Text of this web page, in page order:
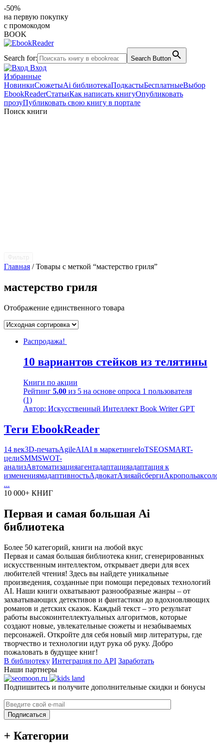
-50%
на первую покупку
с промокодом
BOOK
Search for: Search Button
Вход
Избранные
НовинкиСюжетыAi библиотекаПодкастыБесплатныеВыбор
EbookReaderСтатьиКак написать книгуОпубликовать
прозуПубликовать свою книгу в портале
Поиск книги
Главная / Товары с меткой “мастерство гриля”
мастерство гриля
Отображение единственного товара
Распродажа!
10 вариантов стейков из телятины
Книги по акции
Рейтинг 5.00 из 5 на основе опроса 1 пользователя
(1)
Автор: Искусственный Интеллект Book Writer GPT
Теги EbookReader
14 век3D-печатьAgileAIAI в маркетингеIoTSEOSMART-
целиSMMSWOT-
анализАвтоматизацияагентадаптацияадаптация к
изменениямадаптивностьАдвокатАзияайсбергиАкрополь
...
10 000+ КНИГ
Первая и самая большая Ai
библиотека
Более 50 категорий, книги на любой вкус
Первая и самая большая библиотека книг, сгенерированных
искусственным интеллектом, открывает двери для всех
любителей чтения! Здесь вы найдете уникальные
произведения, созданные при помощи передовых технологий
AI. Наши книги охватывают разнообразные жанры – от
захватывающих детективов и фантастики до вдохновляющих
романов и детских сказок. Каждый текст – это результат
работы высокоинтеллектуальных алгоритмов, которые
создают новые, увлекательные сюжеты и незабываемых
персонажей. Откройте для себя новый мир литературы, где
творчество и технологии идут рука об руку. Добро
пожаловать в будущее книг!
В библиотеку Интеграция по API Заработать
Наши партнеры
Подпишитесь и получите дополнительные скидки и бонусы
Подписаться
+ Категории